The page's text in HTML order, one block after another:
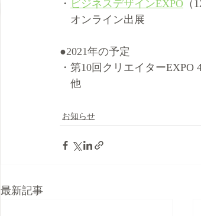
・ ビジネスデザインEXPO （
オンライン出展
●2021年の予定
・第10回クリエイターEXPO
他
お知らせ
最新記事